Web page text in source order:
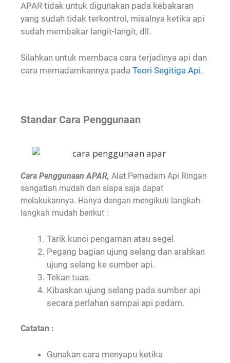
APAR tidak untuk digunakan pada kebakaran
yang sudah tidak terkontrol, misalnya ketika api
sudah membakar langit-langit, dll.
Silahkan untuk membaca cara terjadinya api dan
cara memadamkannya pada Teori Segitiga Api.
Standar Cara Penggunaan
Cara Penggunaan APAR, Alat Pemadam Api Ringan
sangatlah mudah dan siapa saja dapat
melakukannya. Hanya dengan mengikuti langkah-
langkah mudah berikut :
Tarik kunci pengaman atau segel.
Pegang bagian ujung selang dan arahkan
ujung selang ke sumber api.
Tekan tuas.
Kibaskan ujung selang pada sumber api
secara perlahan sampai api padam.
Catatan :
Gunakan cara menyapu ketika